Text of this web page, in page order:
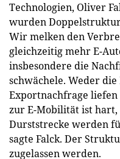
Technologien, Oliver
wurden
Wir melken den
gleichzeitig mehr E-
insbesondere die
schwächele. Weder
Exportnachfrage liefen
zur E-Mobilität ist hart,
Durststrecke werden
sagte Falck. Der
zugelassen werden.